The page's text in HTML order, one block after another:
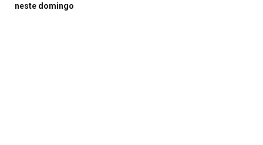
neste domingo